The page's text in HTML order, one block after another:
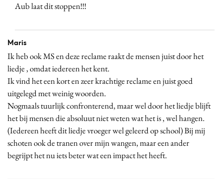
Aub laat dit stoppen!!!
Maris
Ik heb ook MS en deze reclame raakt de mensen juist door het
liedje , omdat iedereen het kent.
Ik vind het een kort en zeer krachtige reclame en juist goed
uitgelegd met weinig woorden.
Nogmaals tuurlijk confronterend, maar wel door het liedje blijft
het bij mensen die absoluut niet weten wat het is , wel hangen.
(Iedereen heeft dit liedje vroeger wel geleerd op school) Bij mij
schoten ook de tranen over mijn wangen, maar een ander
begrijpt het nu iets beter wat een impact het heeft.